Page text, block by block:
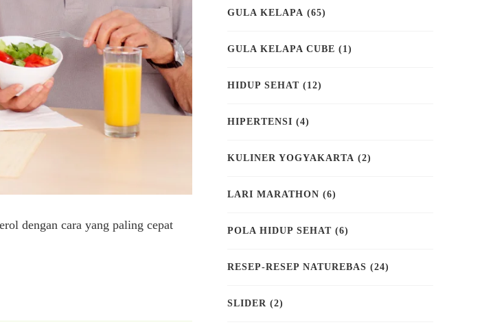
dengan cara yang paling cepat
GULA KELAPA (65)
GULA KELAPA CUBE (1)
HIDUP SEHAT (12)
HIPERTENSI (4)
KULINER YOGYAKARTA (2)
LARI MARATHON (6)
POLA HIDUP SEHAT (6)
RESEP-RESEP NATUREBAS (24)
SLIDER (2)